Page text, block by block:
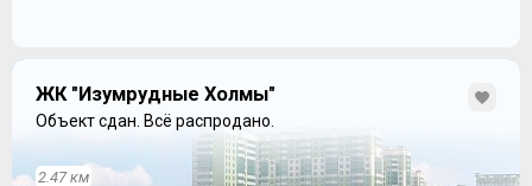
ЖК "Изумрудные Холмы"
Объект сдан. Всё распродано.
2.47 км